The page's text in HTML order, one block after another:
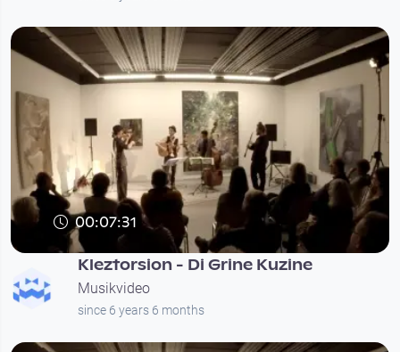
00:07:31
Kleztorsion - Di Grine Kuzine
Musikvideo
since 6 years 6 months